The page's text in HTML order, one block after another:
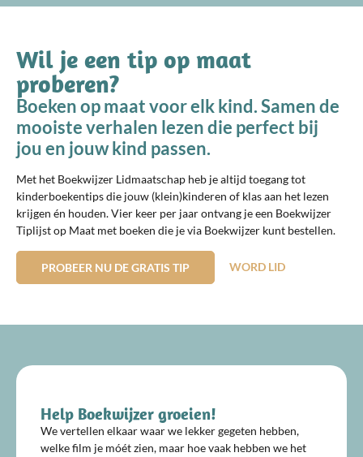
Wil je een tip op maat
proberen?
Boeken op maat voor elk kind. Samen de
mooiste verhalen lezen die perfect bij
jou en jouw kind passen.
Met het Boekwijzer Lidmaatschap heb je altijd toegang tot
kinderboekentips die jouw (klein)kinderen of klas aan het lezen
krijgen én houden. Vier keer per jaar ontvang je een Boekwijzer
Tiplijst op Maat met boeken die je via Boekwijzer kunt bestellen.
PROBEER NU DE GRATIS TIP WORD LID
Help Boekwijzer groeien!
We vertellen elkaar waar we lekker gegeten hebben,
welke film je móét zien, maar hoe vaak hebben we het